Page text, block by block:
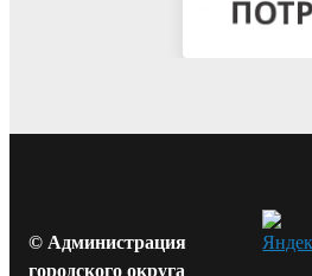
© Администрация
городского округа